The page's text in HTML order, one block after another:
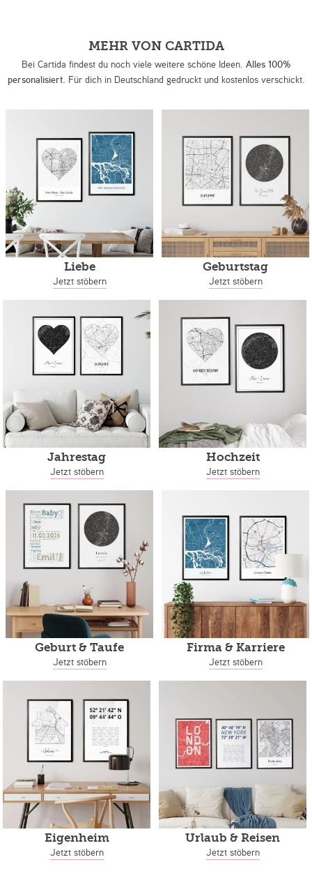
MEHR VON CARTIDA
Bei Cartida findest du noch viele weitere schöne Ideen. Alles 100%
personalisiert. Für dich in Deutschland gedruckt und kostenlos verschickt.
Liebe
Jetzt stöbern
Geburtstag
Jetzt stöbern
Jahrestag
Jetzt stöbern
Hochzeit
Jetzt stöbern
Geburt & Taufe
Jetzt stöbern
Firma & Karriere
Jetzt stöbern
Eigenheim
Jetzt stöbern
Urlaub & Reisen
Jetzt stöbern